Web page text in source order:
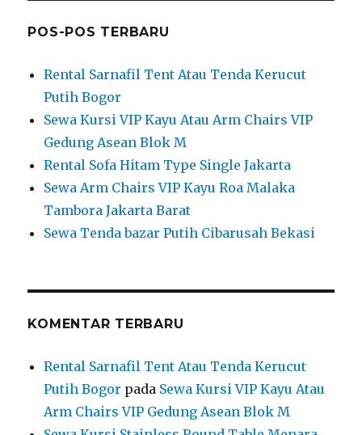
POS-POS TERBARU
Rental Sarnafil Tent Atau Tenda Kerucut
Putih Bogor
Sewa Kursi VIP Kayu Atau Arm Chairs VIP
Gedung Asean Blok M
Rental Sofa Hitam Type Single Jakarta
Sewa Arm Chairs VIP Kayu Roa Malaka
Tambora Jakarta Barat
Sewa Tenda bazar Putih Cibarusah Bekasi
KOMENTAR TERBARU
Rental Sarnafil Tent Atau Tenda Kerucut
Putih Bogor pada Sewa Kursi VIP Kayu Atau
Arm Chairs VIP Gedung Asean Blok M